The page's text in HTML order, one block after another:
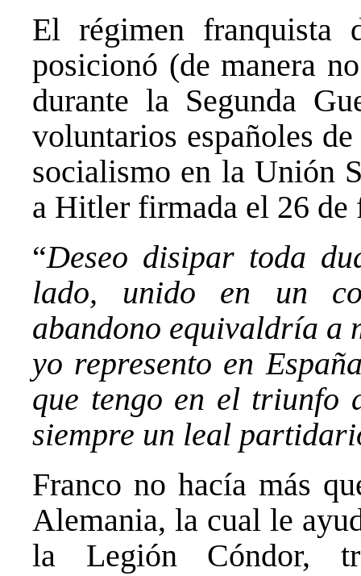
El régimen franquista
posicionó (de manera
durante la Segunda
voluntarios españoles
socialismo en la Unión
a Hitler firmada el 26 de
“Deseo disipar toda
lado, unido en un
abandono equivaldría a
yo represento en
que tengo en el triunfo
siempre un leal
Franco no hacía más
Alemania, la cual le
la Legión Cóndor,